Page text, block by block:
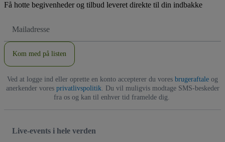
Få hotte begivenheder og tilbud leveret direkte til din indbakke
adresse
Kom med på listen
Ved at logge ind eller oprette en konto accepterer du vores brugeraftale og
anerkender vores privatlivspolitik. Du vil muligvis modtage SMS-beskeder
fra os og kan til enhver tid framelde dig.
Live-events i hele verden